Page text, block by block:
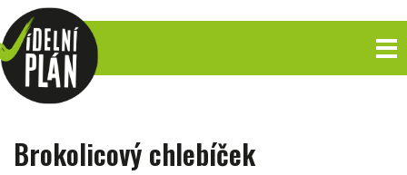
Brokolicový chlebíček